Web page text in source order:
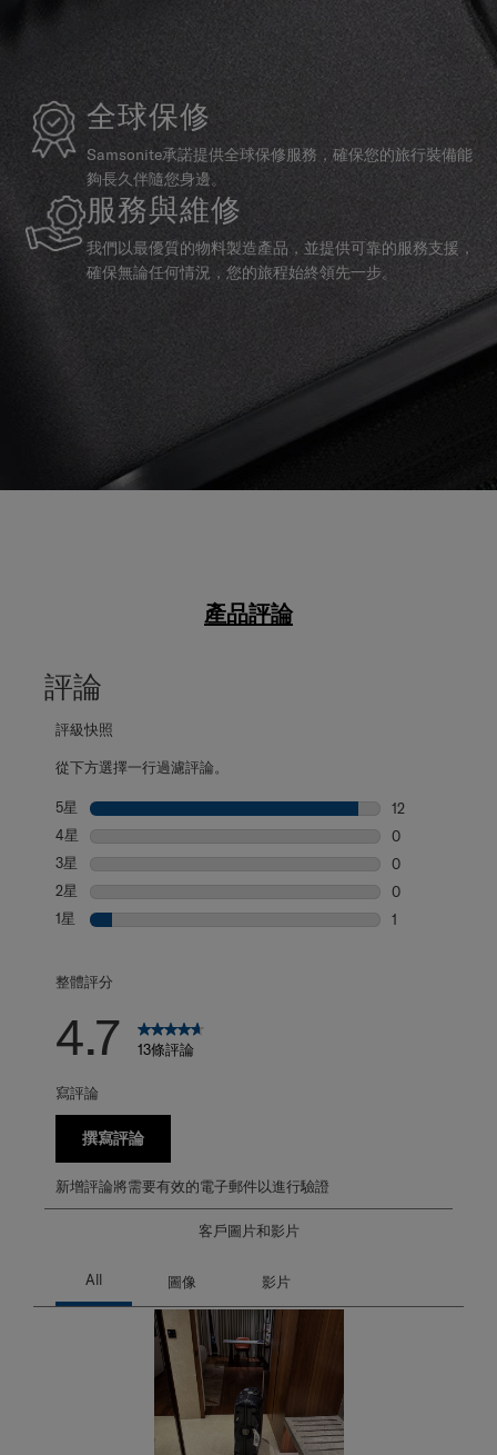
全球保修
Samsonite承諾提供全球保修服務，確保您的旅行裝備能
夠長久伴隨您身邊。
服務與維修
我們以最優質的物料製造產品，並提供可靠的服務支援，
確保無論任何情況，您的旅程始終領先一步。
產品評論
評論
評級快照
從下方選擇一行過濾評論。
5星 星級
12
12 個評論帶有 5
4星 星級
0
0 個評論帶有 4
3星 星級
0
0 個評論帶有 3
2星 星級
0
0 個評論帶有 2
1星 星級
1
整體評分
4.7 13條評論
寫評論
撰寫評論
新增評論將需要有效的電子郵件以進行驗證
客戶圖片和影片